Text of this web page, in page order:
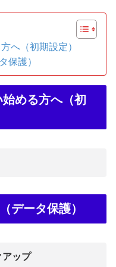
へ（初期設定）
保護）
める方へ（初
データ保護）
アップ